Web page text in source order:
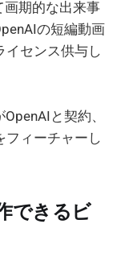
画期的な出来事
の短編動画
イセンス供与し
と契約、
フィーチャーし
できるビ